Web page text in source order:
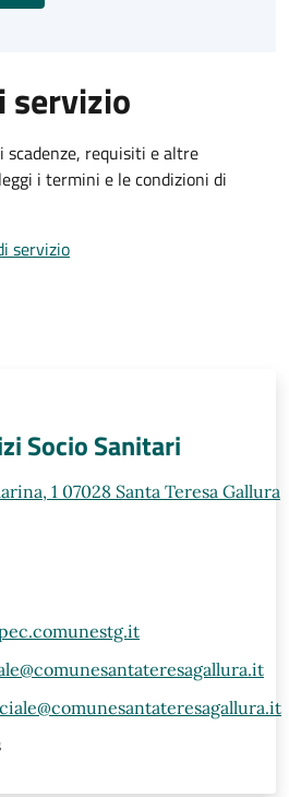
servizio
scadenze, requisiti e altre
i termini e le condizioni di
servizio
Socio Sanitari
1 07028 Santa Teresa Gallura